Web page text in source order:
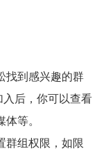
找到感兴趣的群
入后，你可以查看
等。
群组权限，如限